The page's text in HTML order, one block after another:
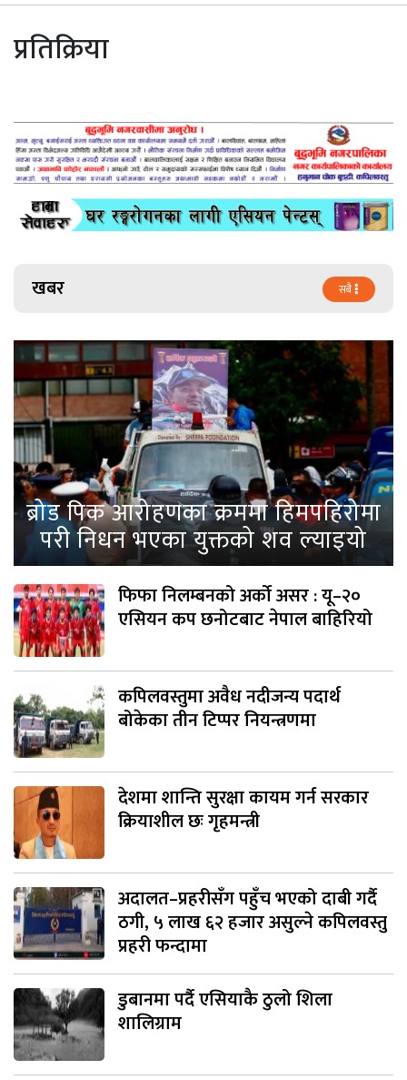
प्रतिक्रिया
खबर सबै
ब्रोड पिक आरोहणका क्रममा हिमपहिरोमा
परी निधन भएका युक्तको शव ल्याइयो
फिफा निलम्बनको अर्को असर : यू–२०
एसियन कप छनोटबाट नेपाल बाहिरियो
कपिलवस्तुमा अवैध नदीजन्य पदार्थ
बोकेका तीन टिप्पर नियन्त्रणमा
देशमा शान्ति सुरक्षा कायम गर्न सरकार
क्रियाशील छः गृहमन्त्री
अदालत–प्रहरीसँग पहुँच भएको दाबी गर्दै
ठगी, ५ लाख ६२ हजार असुल्ने कपिलवस्तु
प्रहरी फन्दामा
डुबानमा पर्दै एसियाकै ठुलो शिला
शालिग्राम